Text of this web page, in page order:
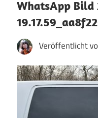
WhatsApp Bild
Veröffentlicht